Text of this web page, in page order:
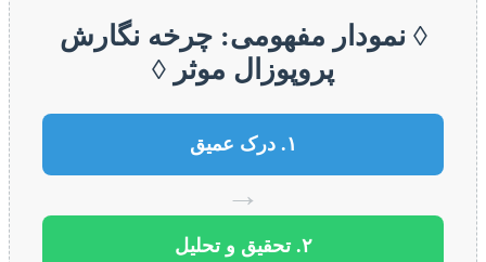
◊ نمودار مفهومی: چرخه نگارش
پروپوزال موثر ◊
۱. درک عمیق
→
۲. تحقیق و تحلیل